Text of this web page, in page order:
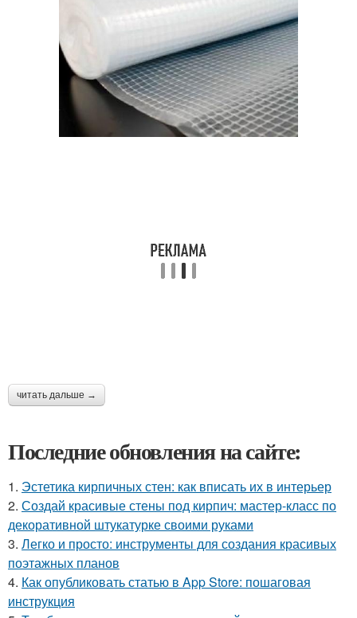
читать дальше →
Последние обновления на сайте:
1. Эстетика кирпичных стен: как вписать их в интерьер
2. Создай красивые стены под кирпич: мастер-класс по
декоративной штукатурке своими руками
3. Легко и просто: инструменты для создания красивых
поэтажных планов
4. Как опубликовать статью в App Store: пошаговая
инструкция